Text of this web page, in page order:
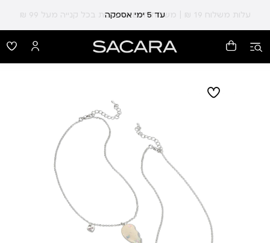
עלות משלוח 19 ₪ | משלוח חינם עד הבית בכל קנייה מעל 99 ₪ עד 5 ימי אספקה